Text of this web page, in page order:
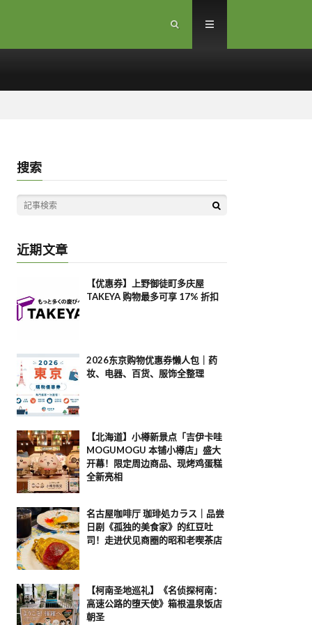
搜索
近期文章
【优惠券】上野御徒町多庆屋
TAKEYA 购物最多可享 17% 折扣
2026东京购物优惠券懒人包｜药
妆、电器、百货、服饰全整理
【北海道】小樽新景点「吉伊卡哇
MOGUMOGU 本铺小樽店」盛大
开幕！限定周边商品、现烤鸡蛋糕
全新亮相
名古屋咖啡厅 珈琲処カラス｜品尝
日剧《孤独的美食家》的红豆吐
司！走进伏见商圈的昭和老喫茶店
【柯南圣地巡礼】《名侦探柯南：
高速公路的堕天使》箱根温泉饭店
朝圣